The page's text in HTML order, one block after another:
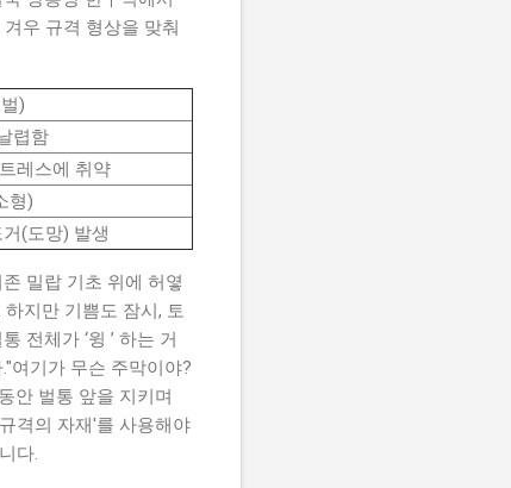
우 규격 형상을 맞춰
)
렵함
레스에 취약
형)
(도망) 발생
밀랍 기초 위에 허옇
지만 기쁨도 잠시, 토
전체가 ‘윙 ’ 하는 거
여기가 무슨 주막이야?
안 벌통 앞을 지키며
격의 자재'를 사용해야
다.